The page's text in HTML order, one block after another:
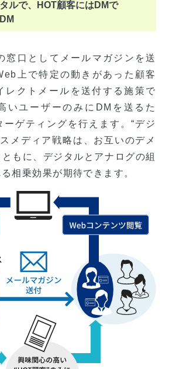
ルで、HOT顧客にはDMで
窓口としてメールマガジンを送
上で特定の動きがあった顧客
レクトメールを送付する施策で
いユーザーのみにDMを送るた
ゲティングを行えます。“デジ
メディア戦略は、お互いのデメ
もに、デジタルとアナログの組
相乗効果が期待できます。